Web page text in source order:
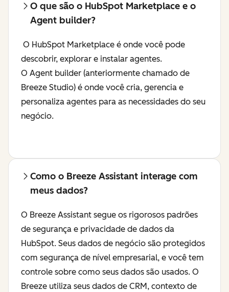
O que são o HubSpot Marketplace e o
Agent builder?
O HubSpot Marketplace é onde você pode
descobrir, explorar e instalar agentes.
O Agent builder (anteriormente chamado de
Breeze Studio) é onde você cria, gerencia e
personaliza agentes para as necessidades do seu
negócio.
Como o Breeze Assistant interage com
meus dados?
O Breeze Assistant segue os rigorosos padrões
de segurança e privacidade de dados da
HubSpot. Seus dados de negócio são protegidos
com segurança de nível empresarial, e você tem
controle sobre como seus dados são usados. O
Breeze utiliza seus dados de CRM, contexto de